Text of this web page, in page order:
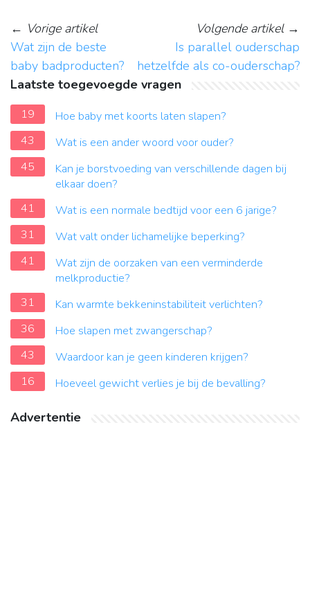
← Vorige artikel
Wat zijn de beste
baby badproducten?
Volgende artikel→
Is parallel ouderschap
hetzelfde als co-ouderschap?
Laatste toegevoegde vragen
19
Hoe baby met koorts laten slapen?
43
Wat is een ander woord voor ouder?
45
Kan je borstvoeding van verschillende dagen bij
elkaar doen?
41
Wat is een normale bedtijd voor een 6 jarige?
31
Wat valt onder lichamelijke beperking?
41
Wat zijn de oorzaken van een verminderde
melkproductie?
31
Kan warmte bekkeninstabiliteit verlichten?
36
Hoe slapen met zwangerschap?
43
Waardoor kan je geen kinderen krijgen?
16
Hoeveel gewicht verlies je bij de bevalling?
Advertentie